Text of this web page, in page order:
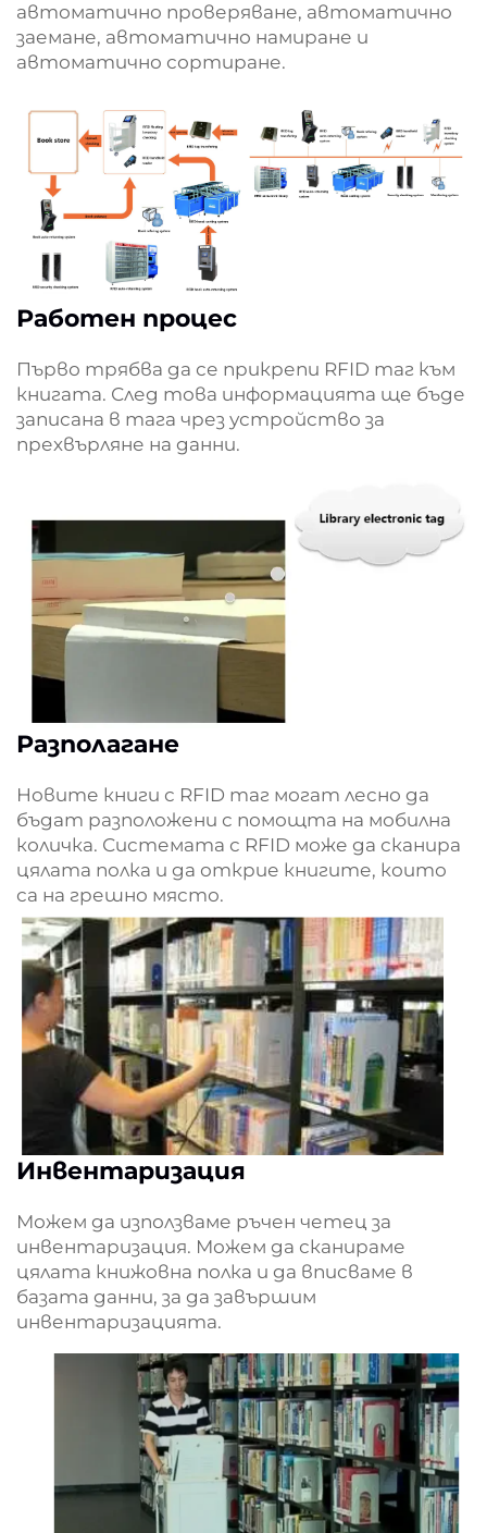
автоматично проверяване, автоматично
заемане, автоматично намиране и
автоматично сортиране.
Работен процес
Първо трябва да се прикрепи RFID таг към
книгата. След това информацията ще бъде
записана в тага чрез устройство за
прехвърляне на данни.
Разполагане
Новите книги с RFID таг могат лесно да
бъдат разположени с помощта на мобилна
количка. Системата с RFID може да сканира
цялата полка и да открие книгите, които
са на грешно място.
Инвентаризация
Можем да използваме ръчен четец за
инвентаризация. Можем да сканираме
цялата книжовна полка и да вписваме в
базата данни, за да завършим
инвентаризацията.